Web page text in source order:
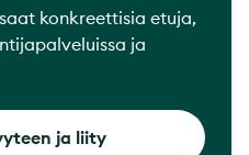
konkreettisia etuja,
ja
ja liity